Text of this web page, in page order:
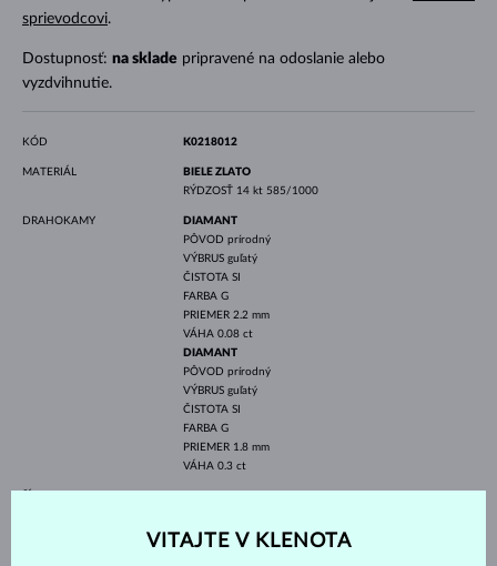
sprievodcovi.
Dostupnosť: na sklade pripravené na odoslanie alebo
vyzdvihnutie.
KÓD K0218012
MATERIÁL
BIELE ZLATO
RÝDZOSŤ 14 kt 585/1000
DRAHOKAMY
DIAMANT
PÔVOD prírodný
VÝBRUS guľatý
ČISTOTA SI
FARBA G
PRIEMER 2.2 mm
VÁHA 0.08 ct
DIAMANT
PÔVOD prírodný
VÝBRUS guľatý
ČISTOTA SI
FARBA G
PRIEMER 1.8 mm
VÁHA 0.3 ct
VITAJTE V KLENOTA